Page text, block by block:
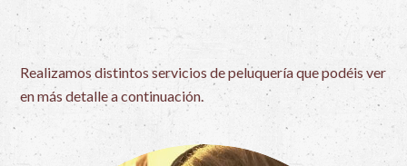
Realizamos distintos servicios de peluquería que podéis ver
en más detalle a continuación.